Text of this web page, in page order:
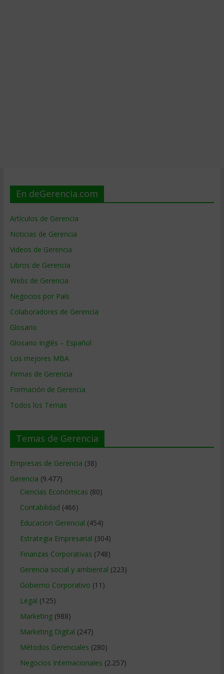
En deGerencia.com
Artículos de Gerencia
Noticias de Gerencia
Videos de Gerencia
Libros de Gerencia
Webs de Gerencia
Negocios por País
Colaboradores de Gerencia
Glosario
Glosario Inglés – Español
Los mejores MBA
Firmas de Gerencia
Formación de Gerencia
Todos los Temas
Temas de Gerencia
Empresas de Gerencia (38)
Gerencia (9.477)
Ciencias Económicas (80)
Contabilidad (466)
Educacion Gerencial (454)
Estrategia Empresarial (304)
Finanzas Corporativas (748)
Gerencia social y ambiental (223)
Gobierno Corporativo (11)
Legal (125)
Marketing(988)
Marketing Digital (247)
Métodos Gerenciales (280)
Negocios Internacionales (2.257)